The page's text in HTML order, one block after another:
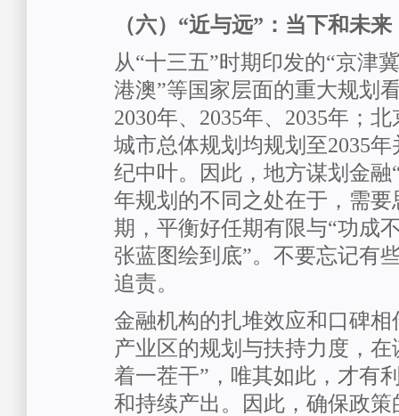
（六）“近与远”：当下和未来
从“十三五”时期印发的“京津
港澳”等国家层面的重大规划
2030年、2035年、2035年；
城市总体规划均规划至2035
纪中叶。因此，地方谋划金融
年规划的不同之处在于，需
期，平衡好任期有限与“功成
张蓝图绘到底”。不要忘记有
追责。
金融机构的扎堆效应和口碑
产业区的规划与扶持力度，
着一茬干”，唯其如此，才有
和持续产出。因此，确保政